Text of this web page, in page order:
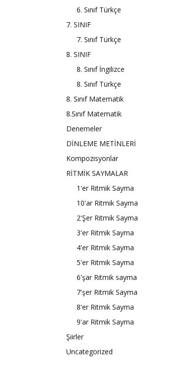
6. Sınıf Türkçe
7. SINIF
7. Sınıf Türkçe
8. SINIF
8. Sınıf İngilizce
8. Sınıf Türkçe
8. Sınıf Matematik
8.Sınıf Matematik
Denemeler
DİNLEME METİNLERİ
Kompozisyonlar
RİTMİK SAYMALAR
1'er Ritmik Sayma
10'ar Ritmik Sayma
2'Şer Ritmik Sayma
3'er Ritmik Sayma
4'er Ritmik Sayma
5'er Ritmik Sayma
6'şar Ritmik sayma
7'şer Ritmik Sayma
8'er Ritmik Sayma
9'ar Ritmik Sayma
Şiirler
Uncategorized